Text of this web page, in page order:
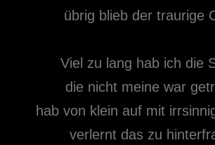
übrig blieb der traurige
Viel zu lang hab ich die
die nicht meine war
hab von klein auf mit
verlernt das zu